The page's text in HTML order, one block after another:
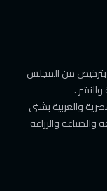
بترخيص من المجلس
.
والعربية بشتى
والصناعة والزراعة